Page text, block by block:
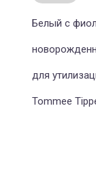
Белый с
для
Tommee